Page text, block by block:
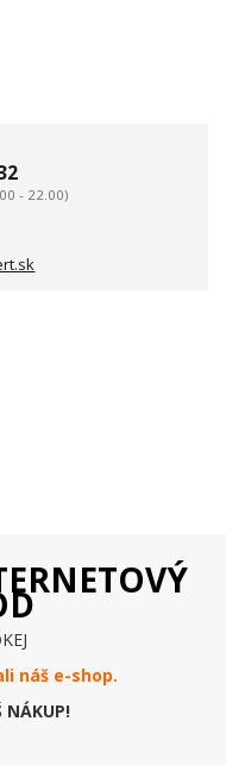
- 22.00)
náš e-shop.
NÁKUP!